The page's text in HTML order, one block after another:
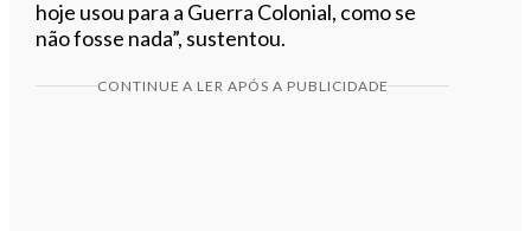
hoje usou para a Guerra Colonial, como se
não fosse nada”, sustentou.
CONTINUE A LER APÓS A PUBLICIDADE